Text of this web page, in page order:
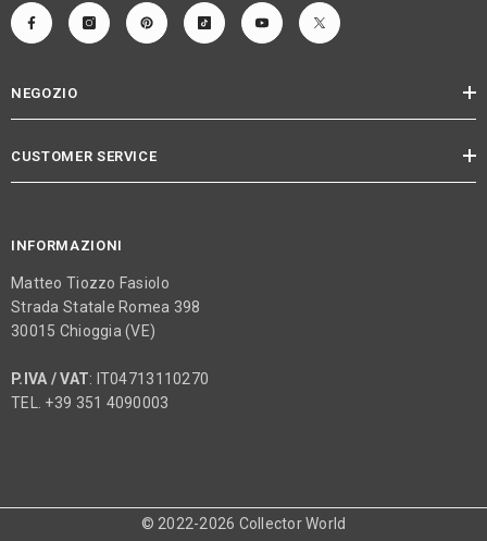
NEGOZIO
CUSTOMER SERVICE
INFORMAZIONI
Matteo Tiozzo Fasiolo
Strada Statale Romea 398
30015 Chioggia (VE)
P.IVA / VAT: IT04713110270
TEL. +39 351 4090003
© 2022-2026 Collector World